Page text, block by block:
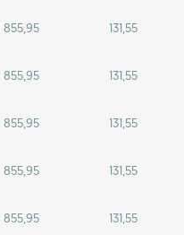
855,95 131,55
855,95 131,55
855,95 131,55
855,95 131,55
855,95 131,55